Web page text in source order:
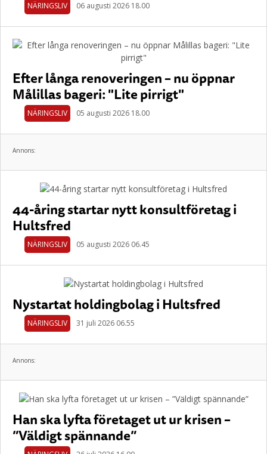
NÄRINGSLIV 06 augusti 2026 18.00
Efter långa renoveringen – nu öppnar
Målillas bageri: "Lite pirrigt"
NÄRINGSLIV 05 augusti 2026 18.00
Annons:
44-åring startar nytt konsultföretag i
Hultsfred
NÄRINGSLIV 05 augusti 2026 06.45
Nystartat holdingbolag i Hultsfred
NÄRINGSLIV 31 juli 2026 06.55
Annons:
Han ska lyfta företaget ut ur krisen –
”Väldigt spännande”